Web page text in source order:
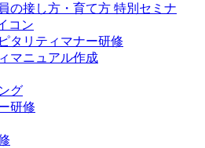
の接し方・育て方 特別セミナ
タリティマナー研修
マニュアル作成
グ
研修